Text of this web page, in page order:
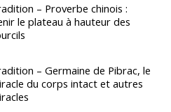
– Proverbe chinois :
le plateau à hauteur des
– Germaine de Pibrac, le
du corps intact et autres